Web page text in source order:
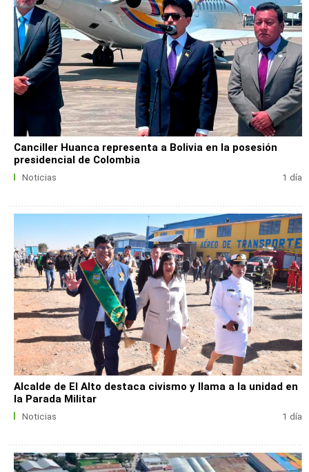
Canciller Huanca representa a Bolivia en la posesión
presidencial de Colombia
Noticias 1 día
Alcalde de El Alto destaca civismo y llama a la unidad en
la Parada Militar
Noticias 1 día